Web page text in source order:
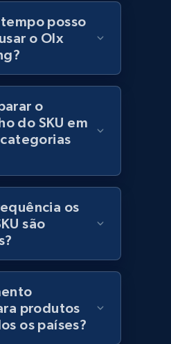
Initial price, Final
and more.
Comece agora
products by
Initial price, Final
and more.
products by
posso
o Olx
o
do SKU em
os
são
produtos
os países?